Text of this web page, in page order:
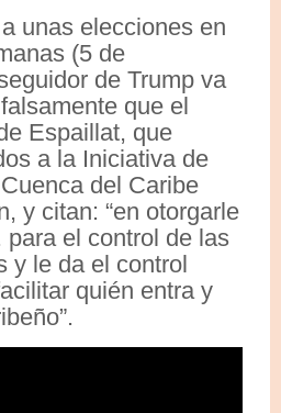
unas elecciones en
(5 de
de Trump va
que el
Espaillat, que
a la Iniciativa de
del Caribe
y citan: “en otorgarle
el control de las
y le da el control
quién entra y